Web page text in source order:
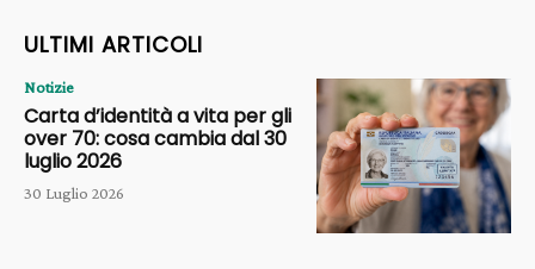
ULTIMI ARTICOLI
Notizie
Carta d’identità a vita per gli
over 70: cosa cambia dal 30
luglio 2026
30 Luglio 2026